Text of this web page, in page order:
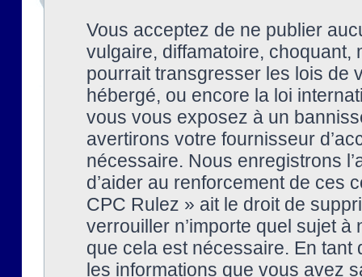
Vous acceptez de ne publier
vulgaire, diffamatoire, choquant,
pourrait transgresser les lois de
hébergé, ou encore la loi
vous vous exposez à un
avertirons votre fournisseur
nécessaire. Nous enregistrons
d’aider au renforcement de ces
CPC Rulez » ait le droit de
verrouiller n’importe quel sujet à
que cela est nécessaire. En tant
les informations que vous avez